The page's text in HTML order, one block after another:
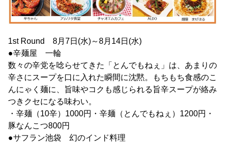
1st Round 8月7日(水)～8月14日(水)
●辛麺屋 一輪
数々の辛党を唸らせてきた「とんでもねぇ」は、あまりの
辛さにスープを口に入れた瞬間に沈黙。もちもち食感のこ
んにゃく麺に、旨味やコクも感じられる旨辛スープが絡み
つきクセになる味わい。
・辛麺（10辛）1000円・辛麺（とんでもねぇ）1200円・
豚なんこつ800円
●サフラン池袋 幻のインド料理